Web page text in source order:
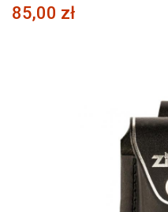
85,00 zł